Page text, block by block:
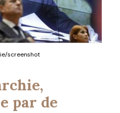
screenshot
par de